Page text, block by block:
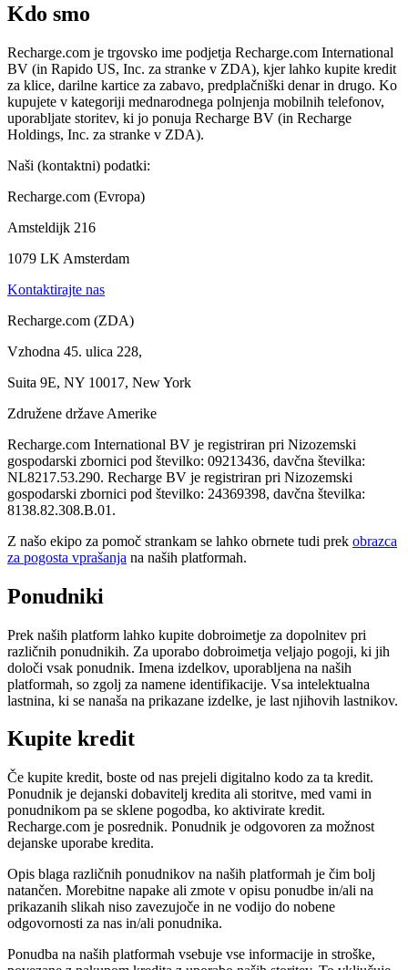
Kdo smo
Recharge.com je trgovsko ime podjetja Recharge.com International
BV (in Rapido US, Inc. za stranke v ZDA), kjer lahko kupite kredit
za klice, darilne kartice za zabavo, predplačniški denar in drugo. Ko
kupujete v kategoriji mednarodnega polnjenja mobilnih telefonov,
uporabljate storitev, ki jo ponuja Recharge BV (in Recharge
Holdings, Inc. za stranke v ZDA).
Naši (kontaktni) podatki:
Recharge.com (Evropa)
Amsteldijk 216
1079 LK Amsterdam
Kontaktirajte nas
Recharge.com (ZDA)
Vzhodna 45. ulica 228,
Suita 9E, NY 10017, New York
Združene države Amerike
Recharge.com International BV je registriran pri Nizozemski
gospodarski zbornici pod številko: 09213436, davčna številka:
NL8217.53.290. Recharge BV je registriran pri Nizozemski
gospodarski zbornici pod številko: 24369398, davčna številka:
8138.82.308.B.01.
Z našo ekipo za pomoč strankam se lahko obrnete tudi prek obrazca
za pogosta vprašanja na naših platformah.
Ponudniki
Prek naših platform lahko kupite dobroimetje za dopolnitev pri
različnih ponudnikih. Za uporabo dobroimetja veljajo pogoji, ki jih
določi vsak ponudnik. Imena izdelkov, uporabljena na naših
platformah, so zgolj za namene identifikacije. Vsa intelektualna
lastnina, ki se nanaša na prikazane izdelke, je last njihovih lastnikov.
Kupite kredit
Če kupite kredit, boste od nas prejeli digitalno kodo za ta kredit.
Ponudnik je dejanski dobavitelj kredita ali storitve, med vami in
ponudnikom pa se sklene pogodba, ko aktivirate kredit.
Recharge.com je posrednik. Ponudnik je odgovoren za možnost
dejanske uporabe kredita.
Opis blaga različnih ponudnikov na naših platformah je čim bolj
natančen. Morebitne napake ali zmote v opisu ponudbe in/ali na
prikazanih slikah niso zavezujoče in ne vodijo do nobene
odgovornosti za nas in/ali ponudnika.
Ponudba na naših platformah vsebuje vse informacije in stroške,